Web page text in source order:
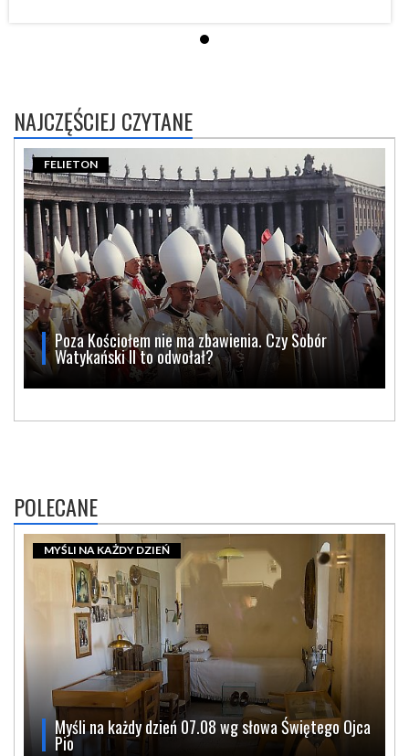
NAJCZĘŚCIEJ CZYTANE
Poza Kościołem nie ma zbawienia. Czy Sobór
Watykański II to odwołał?
FELIETON
POLECANE
Myśli na każdy dzień 07.08 wg słowa Świętego Ojca
Pio
MYŚLI NA KAŻDY DZIEŃ